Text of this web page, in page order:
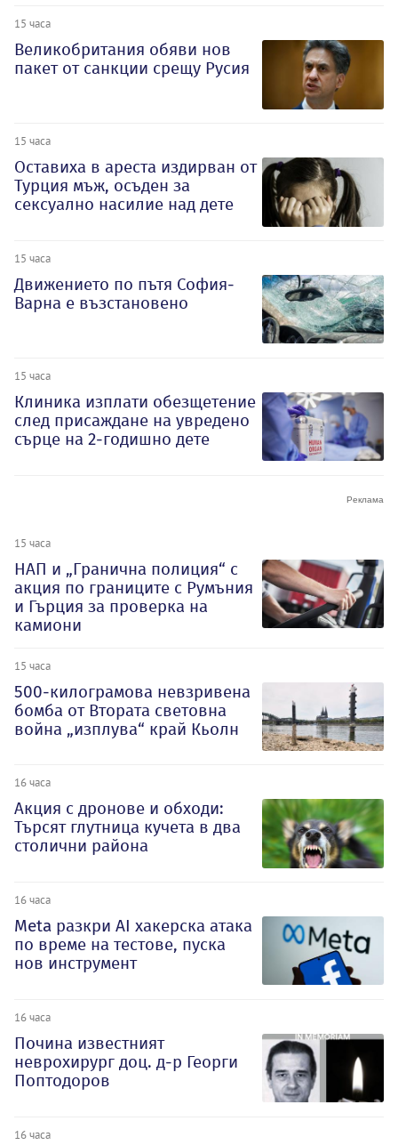
15 часа
Великобритания обяви нов
пакет от санкции срещу Русия
15 часа
Оставиха в ареста издирван от
Турция мъж, осъден за
сексуално насилие над дете
15 часа
Движението по пътя София-
Варна е възстановено
15 часа
Клиника изплати обезщетение
след присаждане на увредено
сърце на 2-годишно дете
15 часа
НАП и „Гранична полиция“ с
акция по границите с Румъния
и Гърция за проверка на
камиони
15 часа
500-килограмова невзривена
бомба от Втората световна
война „изплува“ край Кьолн
16 часа
Акция с дронове и обходи:
Търсят глутница кучета в два
столични района
16 часа
Meta разкри AI хакерска атака
по време на тестове, пуска
нов инструмент
16 часа
Почина известният
неврохирург доц. д-р Георги
Поптодоров
16 часа